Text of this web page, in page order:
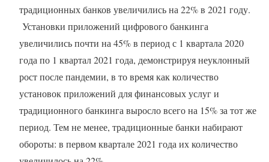
традиционных банков увеличились на 22% в 2021 году.
Установки приложений цифрового банкинга
увеличились почти на 45% в период с 1 квартала 2020
года по 1 квартал 2021 года, демонстрируя неуклонный
рост после пандемии, в то время как количество
установок приложений для финансовых услуг и
традиционного банкинга выросло всего на 15% за тот же
период. Тем не менее, традиционные банки набирают
обороты: в первом квартале 2021 года их количество